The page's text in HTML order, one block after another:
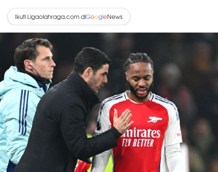
Ikuti Ligaolahraga.com diGoogleNews